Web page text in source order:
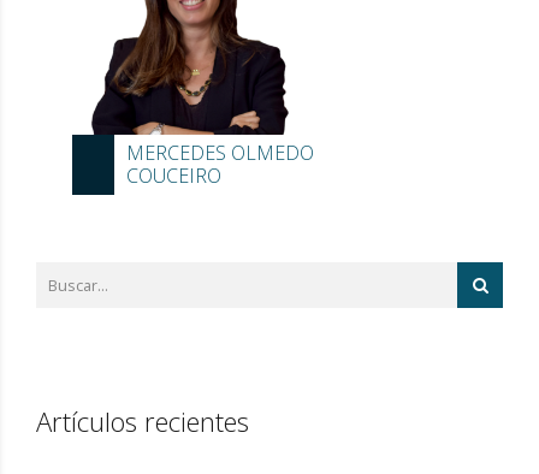
MERCEDES OLMEDO
COUCEIRO
Artículos recientes